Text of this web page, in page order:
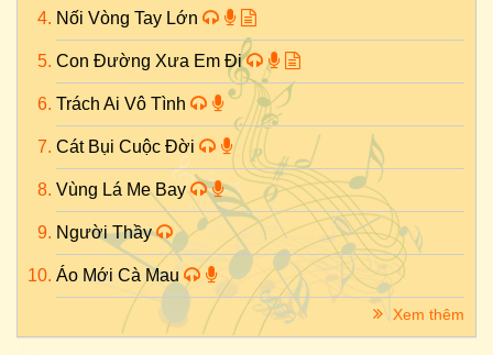
Nối Vòng Tay Lớn
Con Đường Xưa Em Đi
Trách Ai Vô Tình
Cát Bụi Cuộc Đời
Vùng Lá Me Bay
Người Thầy
Áo Mới Cà Mau
Xem thêm